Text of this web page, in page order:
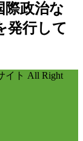
際政治な
発行して
イト All Right